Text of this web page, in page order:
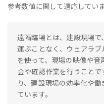
参考数値に関して適応していま
遠隔臨場とは、建設現場
運ぶことなく、ウェアラ
を使って、現場の映像や
会や確認作業を行うこと
り、建設現場の効率化や
ています。